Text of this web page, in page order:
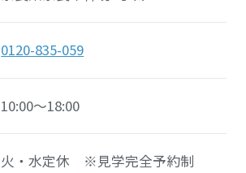
0120-835-059
10:00～18:00
火・水定休 ※見学完全予約制